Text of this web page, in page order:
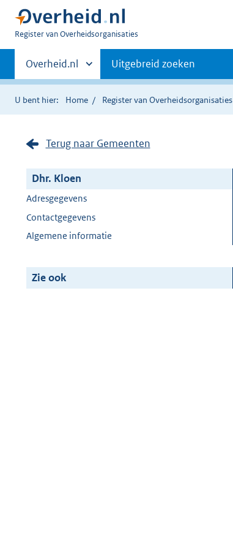
U
Register van Overheidsorganisaties
Primaire
navigatie
Andere
sites
binnen
Overheid.nl Uitgebreid zoeken
U bent hier: Home Register van Overheidsorganisaties
Terug naar Gemeenten
Dhr. Kloen
Adresgegevens
Contactgegevens
Algemene informatie
Zie ook